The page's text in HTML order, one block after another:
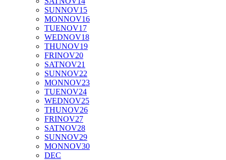
SUNNOV15
MONNOV16
TUENOV17
WEDNOV18
THUNOV19
FRINOV20
SATNOV21
SUNNOV22
MONNOV23
TUENOV24
WEDNOV25
THUNOV26
FRINOV27
SATNOV28
SUNNOV29
MONNOV30
DEC